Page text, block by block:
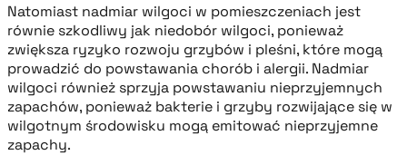
Natomiast nadmiar wilgoci w pomieszczeniach jest
równie szkodliwy jak niedobór wilgoci, ponieważ
zwiększa ryzyko rozwoju grzybów i pleśni, które mogą
prowadzić do powstawania chorób i alergii. Nadmiar
wilgoci również sprzyja powstawaniu nieprzyjemnych
zapachów, ponieważ bakterie i grzyby rozwijające się w
wilgotnym środowisku mogą emitować nieprzyjemne
zapachy.